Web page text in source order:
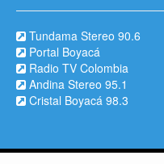
Tundama Stereo 90.6
Portal Boyacá
Radio TV Colombia
Andina Stereo 95.1
Cristal Boyacá 98.3